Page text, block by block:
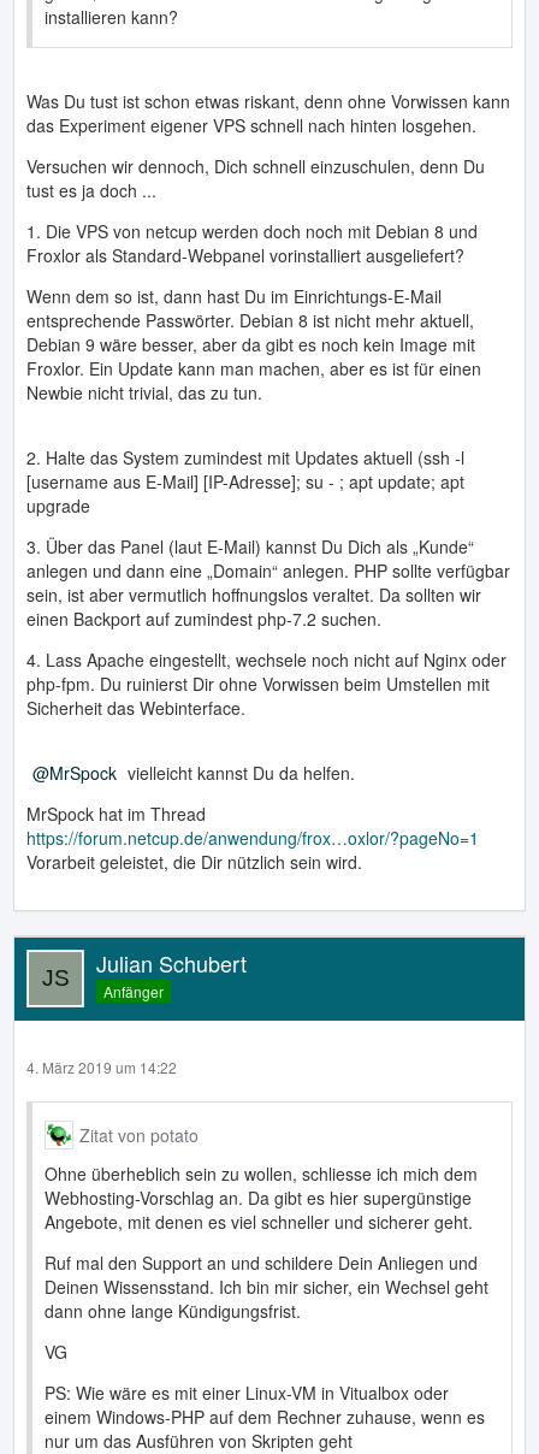
installieren kann?
Was Du tust ist schon etwas riskant, denn ohne Vorwissen kann
das Experiment eigener VPS schnell nach hinten losgehen.
Versuchen wir dennoch, Dich schnell einzuschulen, denn Du
tust es ja doch ...
1. Die VPS von netcup werden doch noch mit Debian 8 und
Froxlor als Standard-Webpanel vorinstalliert ausgeliefert?
Wenn dem so ist, dann hast Du im Einrichtungs-E-Mail
entsprechende Passwörter. Debian 8 ist nicht mehr aktuell,
Debian 9 wäre besser, aber da gibt es noch kein Image mit
Froxlor. Ein Update kann man machen, aber es ist für einen
Newbie nicht trivial, das zu tun.
2. Halte das System zumindest mit Updates aktuell (ssh -l
[username aus E-Mail] [IP-Adresse]; su - ; apt update; apt
upgrade
3. Über das Panel (laut E-Mail) kannst Du Dich als „Kunde“
anlegen und dann eine „Domain“ anlegen. PHP sollte verfügbar
sein, ist aber vermutlich hoffnungslos veraltet. Da sollten wir
einen Backport auf zumindest php-7.2 suchen.
4. Lass Apache eingestellt, wechsele noch nicht auf Nginx oder
php-fpm. Du ruinierst Dir ohne Vorwissen beim Umstellen mit
Sicherheit das Webinterface.
MrSpock vielleicht kannst Du da helfen.
MrSpock hat im Thread
https://forum.netcup.de/anwendung/frox…oxlor/?pageNo=1
Vorarbeit geleistet, die Dir nützlich sein wird.
Julian Schubert
Anfänger
4. März 2019 um 14:22
Zitat von potato
Ohne überheblich sein zu wollen, schliesse ich mich dem
Webhosting-Vorschlag an. Da gibt es hier supergünstige
Angebote, mit denen es viel schneller und sicherer geht.
Ruf mal den Support an und schildere Dein Anliegen und
Deinen Wissensstand. Ich bin mir sicher, ein Wechsel geht
dann ohne lange Kündigungsfrist.
VG
PS: Wie wäre es mit einer Linux-VM in Vitualbox oder
einem Windows-PHP auf dem Rechner zuhause, wenn es
nur um das Ausführen von Skripten geht